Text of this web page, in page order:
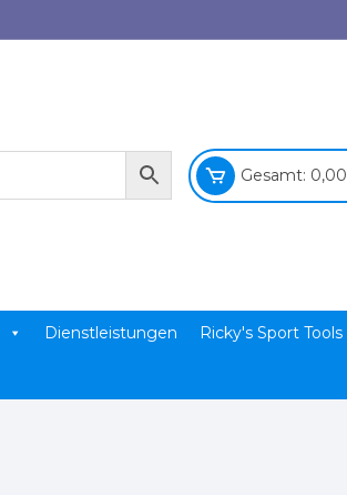
Gesamt: 0,00
Dienstleistungen Ricky's Sport Tools